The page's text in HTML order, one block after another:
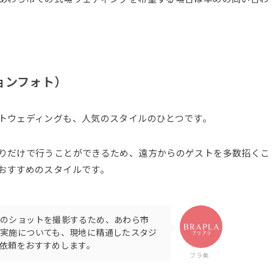
フォト）
ェディングも、人気のスタイルのひとつです。
だけで行うことができるため、遠方からのゲストを多数招くこ
すめのスタイルです。
ブラ美
ショットを撮影するため、あわら市
施についても、現地に精通したスタジ
頼をおすすめします。